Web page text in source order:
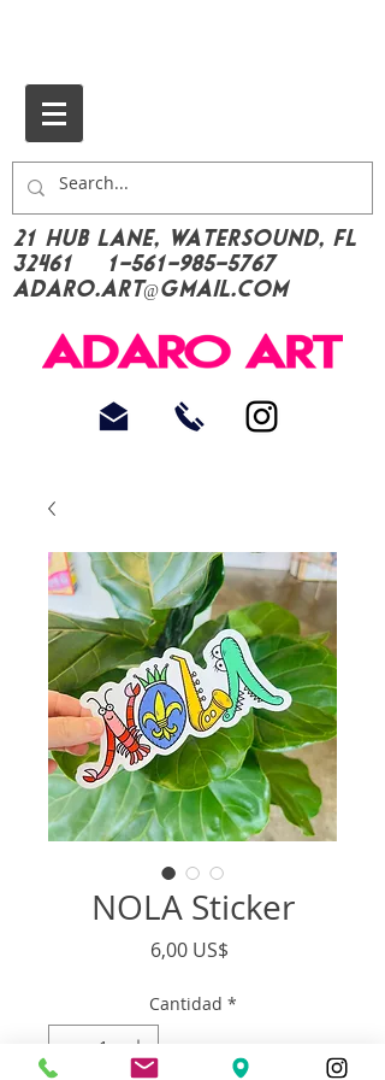
21 Hub Lane, Watersound, FL
32461
1-561-985-5767
Adaro.Art@gmail.com
NOLA Sticker
6,00 US$
Cantidad *